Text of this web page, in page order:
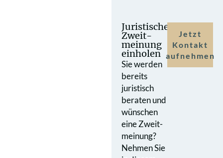
Juristische
Zweit­
meinung
einholen
Sie werden
bereits
juristisch
beraten und
wünschen
eine Zweit­
meinung?
Nehmen Sie
Jetzt
Kontakt
aufnehmen